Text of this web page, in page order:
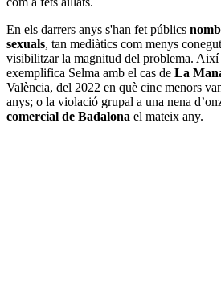
En els darrers anys s'han fet públics
sexuals, tan mediàtics com menys
visibilitzar la magnitud del problema. Així
exemplifica Selma amb el cas de La
València, del 2022 en què cinc menors
anys; o la violació grupal a una nena
comercial de Badalona el mateix any.